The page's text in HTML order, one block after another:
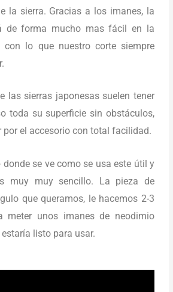
la sierra. Gracias a los imanes, la
de forma mucho mas fácil en la
con lo que nuestro corte siempre
las sierras japonesas suelen tener
toda su superficie sin obstáculos,
por el accesorio con total facilidad.
donde se ve como se usa este útil y
muy muy sencillo. La pieza de
que queramos, le hacemos 2-3
meter unos imanes de neodimio
listo para usar.